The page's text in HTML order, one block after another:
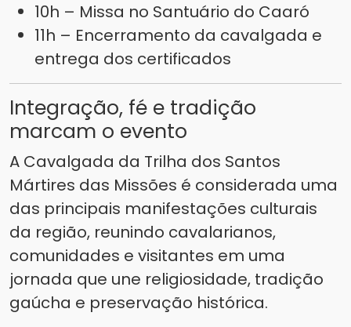
10h – Missa no Santuário do Caaró
11h – Encerramento da cavalgada e
entrega dos certificados
Integração, fé e tradição
marcam o evento
A Cavalgada da Trilha dos Santos
Mártires das Missões é considerada uma
das principais manifestações culturais
da região, reunindo cavalarianos,
comunidades e visitantes em uma
jornada que une religiosidade, tradição
gaúcha e preservação histórica.